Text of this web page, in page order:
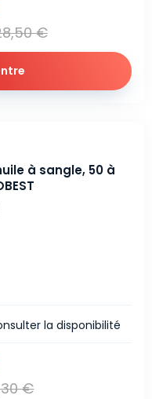
€
à sangle, 50 à
€
la disponibilité